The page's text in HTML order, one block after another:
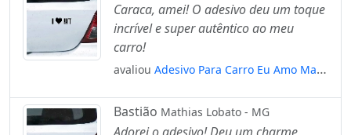
Caraca, amei! O adesivo deu um toque
incrível e super autêntico ao meu
carro!
avaliou Adesivo Para Carro Eu Amo Mato
Bastião Mathias Lobato - MG